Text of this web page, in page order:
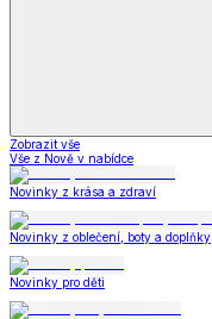
Zobrazit vše
Vše z Nově v nabídce
Novinky z krása a zdraví
Novinky z oblečení, boty a doplňky
Novinky pro děti